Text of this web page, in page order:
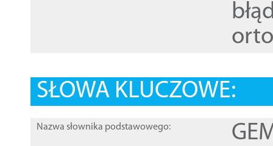
SŁOWA KLUCZOWE:
Nazwa słownika podstawowego: